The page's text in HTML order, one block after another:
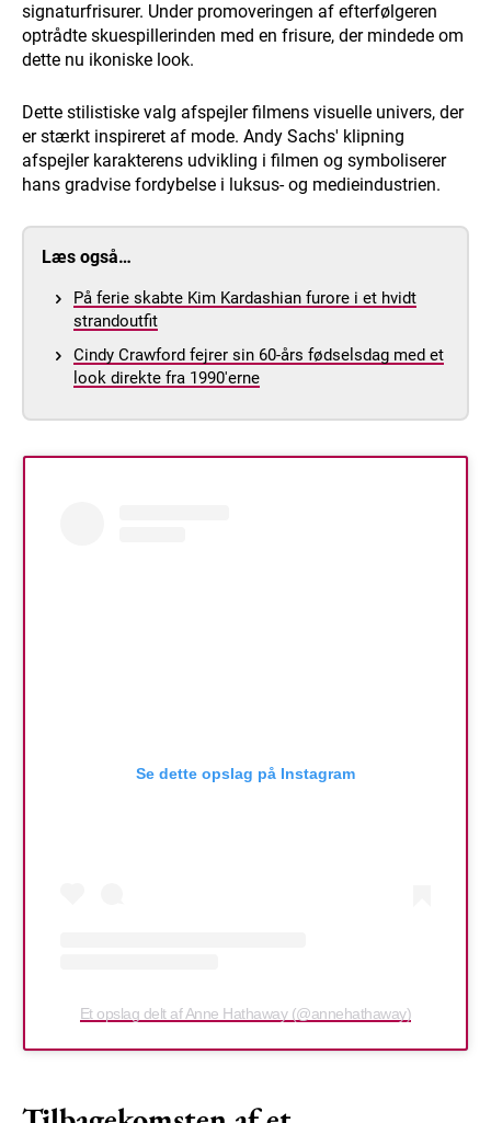
signaturfrisurer. Under promoveringen af efterfølgeren
optrådte skuespillerinden med en frisure, der mindede om
dette nu ikoniske look.
Dette stilistiske valg afspejler filmens visuelle univers, der
er stærkt inspireret af mode. Andy Sachs' klipning
afspejler karakterens udvikling i filmen og symboliserer
hans gradvise fordybelse i luksus- og medieindustrien.
Læs også…
På ferie skabte Kim Kardashian furore i et hvidt
strandoutfit
Cindy Crawford fejrer sin 60-års fødselsdag med et
look direkte fra 1990'erne
Se dette opslag på Instagram
Et opslag delt af Anne Hathaway (@annehathaway)